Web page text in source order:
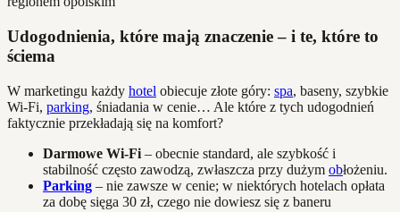
Udogodnienia, które mają znaczenie – i te, które to
ściema
W marketingu każdy hotel obiecuje złote góry: spa, baseny, szybkie
Wi-Fi, parking, śniadania w cenie… Ale które z tych udogodnień
faktycznie przekładają się na komfort?
Darmowe Wi-Fi – obecnie standard, ale szybkość i
stabilność często zawodzą, zwłaszcza przy dużym obłożeniu.
Parking – nie zawsze w cenie; w niektórych hotelach opłata
za dobę sięga 30 zł, czego nie dowiesz się z baneru